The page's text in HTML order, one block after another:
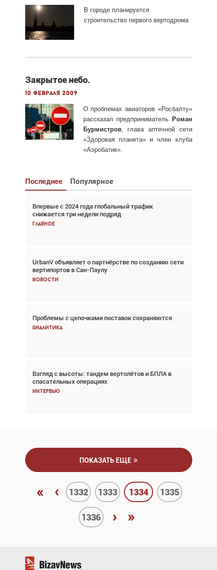
В городе планируется
строительство первого вертодрома
Закрытое небо.
10 февраля 2009
О проблемах авиаторов «Росбалту»
рассказал предприниматель Роман
Бурмистров, глава аптечной сети
«Здоровая планета» и член клуба
«Аэробатик».
Последнее Популярное
Впервые с 2024 года глобальный трафик
снижается три недели подряд
Главное
UrbanV объявляет о партнёрстве по созданию сети
вертипортов в Сан-Паулу
Новости
Проблемы с цепочками поставок сохраняются
Аналитика
Взгляд с высоты: тандем вертолётов и БПЛА в
спасательных операциях
Интервью
Взгляд с высоты: тандем вертолётов и БПЛА в
спасательных операциях
Главное
Авиационный фотограф Дэйв Кох: «Фотография
говорит сама за себя... а ИИ всё портит»
Новости
Впервые с 2024 года глобальный трафик
снижается три недели подряд
Частный самолёт – это актив. Подходите к
покупке соответствующим образом
Интервью
ПОКАЗАТЬ ЕЩЕ
« ‹ 1332 1333 1334 1335
1336 › »